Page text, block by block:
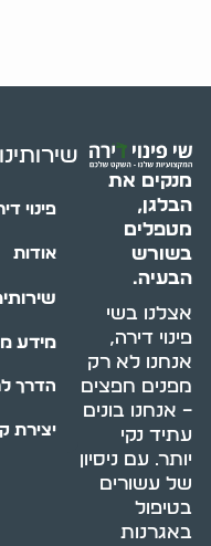
מנקים את
הבלגן,
מטפלים
בשורש
הבעיה.
אצלנו בשי
פינוי דירה,
אנחנו לא רק
מפנים חפצים
– אנחנו בונים
עתיד נקי
יותר. עם ניסיון
של עשורים
בטיפול
באגרנות
שירותינו
פינוי
אודות
מידע
הדרך
יצירת